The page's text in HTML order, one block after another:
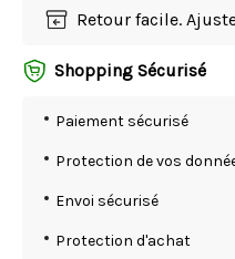
Retour facile.
Shopping Sécurisé
Paiement sécurisé
Protection de vos
Envoi sécurisé
Protection d'achat